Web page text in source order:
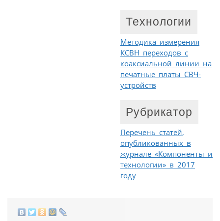
Технологии
Методика измерения
КСВН переходов с
коаксиальной линии на
печатные платы СВЧ-
устройств
Рубрикатор
Перечень статей,
опубликованных в
журнале «Компоненты и
технологии» в 2017
году